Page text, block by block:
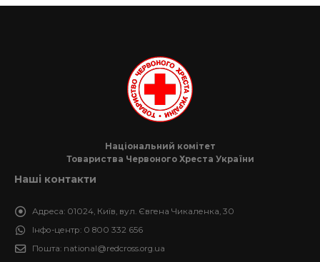
Національний комітет
Товариства Червоного Хреста України
Наші контакти
Адреса: 01024, Київ, вул. Євгена Чикаленка, 30
Інфо-центр: 0 800 332 656
Пошта: national@redcross.org.ua